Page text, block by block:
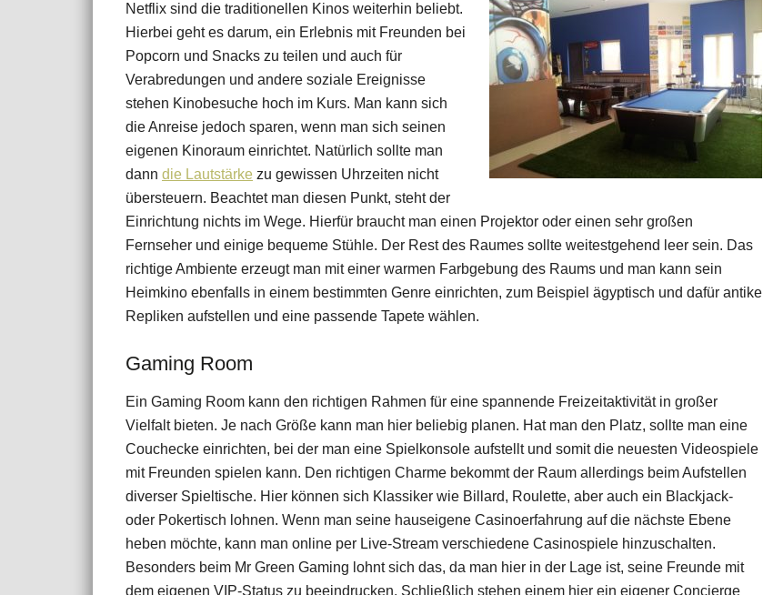
Netflix sind die traditionellen Kinos weiterhin beliebt.
Hierbei geht es darum, ein Erlebnis mit Freunden bei
Popcorn und Snacks zu teilen und auch für
Verabredungen und andere soziale Ereignisse
stehen Kinobesuche hoch im Kurs. Man kann sich
die Anreise jedoch sparen, wenn man sich seinen
eigenen Kinoraum einrichtet. Natürlich sollte man
dann die Lautstärke zu gewissen Uhrzeiten nicht
übersteuern. Beachtet man diesen Punkt, steht der
Einrichtung nichts im Wege. Hierfür braucht man einen Projektor oder einen sehr großen
Fernseher und einige bequeme Stühle. Der Rest des Raumes sollte weitestgehend leer sein. Das
richtige Ambiente erzeugt man mit einer warmen Farbgebung des Raums und man kann sein
Heimkino ebenfalls in einem bestimmten Genre einrichten, zum Beispiel ägyptisch und dafür antike
Repliken aufstellen und eine passende Tapete wählen.
Gaming Room
​Ein Gaming Room kann den richtigen Rahmen für eine spannende Freizeitaktivität in großer
Vielfalt bieten. Je nach Größe kann man hier beliebig planen. Hat man den Platz, sollte man eine
Couchecke einrichten, bei der man eine Spielkonsole aufstellt und somit die neuesten Videospiele
mit Freunden spielen kann. Den richtigen Charme bekommt der Raum allerdings beim Aufstellen
diverser Spieltische. Hier können sich Klassiker wie Billard, Roulette, aber auch ein Blackjack-
oder Pokertisch lohnen. Wenn man seine hauseigene Casinoerfahrung auf die nächste Ebene
heben möchte, kann man online per Live-Stream verschiedene Casinospiele hinzuschalten.
Besonders beim Mr Green Gaming lohnt sich das, da man hier in der Lage ist, seine Freunde mit
dem eigenen VIP-Status zu beeindrucken. Schließlich stehen einem hier ein eigener Concierge